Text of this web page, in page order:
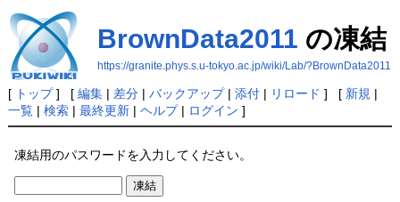
BrownData2011 の凍結
https://granite.phys.s.u-tokyo.ac.jp/wiki/Lab/?BrownData2011
[ トップ] [ 編集| 差分| バックアップ| 添付| リロード ] [ 新規 |
一覧| 検索| 最終更新| ヘルプ| ログイン ]
凍結用のパスワードを入力してください。